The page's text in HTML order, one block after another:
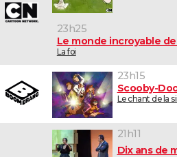
23h25
Le monde incroyable de
La foi
23h15
Scooby-
Le chant de la
21h11
Dix ans de